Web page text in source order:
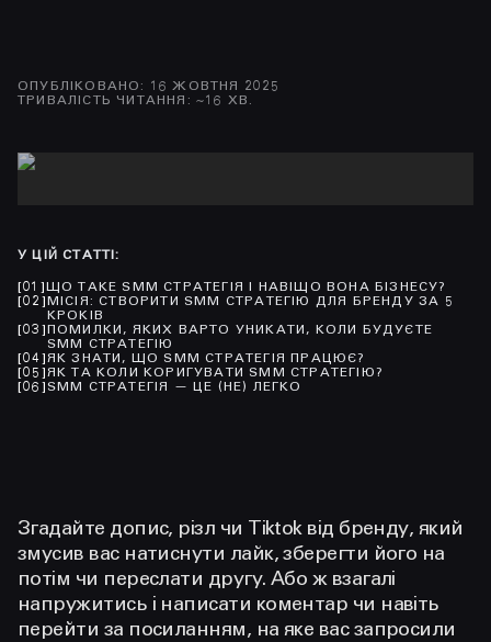
ОПУБЛІКОВАНО :
16 ЖОВТНЯ 2025
ТРИВАЛІСТЬ ЧИТАННЯ : ~16 ХВ.
У ЦІЙ СТАТТІ:
[01 ] ЩО ТАКЕ SMM СТРАТЕГІЯ І НАВІЩО ВОНА БІЗНЕСУ?
[02 ] МІСІЯ: СТВОРИТИ SMM СТРАТЕГІЮ ДЛЯ БРЕНДУ ЗА 5
КРОКІВ
[03 ] ПОМИЛКИ, ЯКИХ ВАРТО УНИКАТИ, КОЛИ БУДУЄТЕ
SMM СТРАТЕГІЮ
[04 ]ЯК ЗНАТИ, ЩО SMM СТРАТЕГІЯ ПРАЦЮЄ?
[05 ]ЯК ТА КОЛИ КОРИГУВАТИ SMM СТРАТЕГІЮ?
[06 ]SMM СТРАТЕГІЯ — ЦЕ (НЕ) ЛЕГКО
Згадайте допис, різл чи Tiktok від бренду, який
змусив вас натиснути лайк, зберегти його на
потім чи переслати другу. Або ж взагалі
напружитись і написати коментар чи навіть
перейти за посиланням, на яке вас запросили